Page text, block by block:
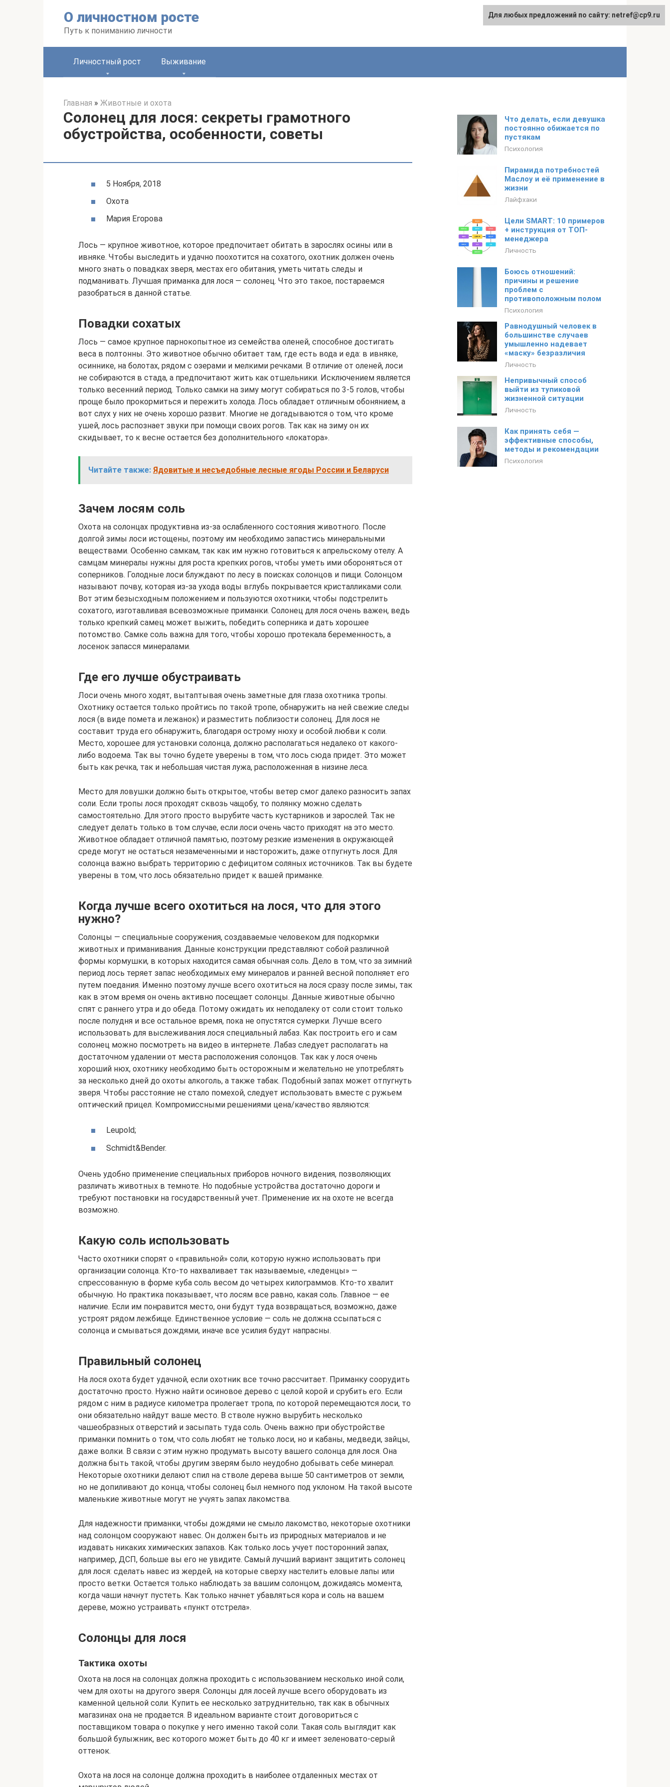
О личностном росте
Путь к пониманию личности
Личностный рост Выживание
Главная » Животные и охота
Солонец для лося: секреты грамотного
обустройства, особенности, советы
5 Ноября, 2018
Охота
Мария Егорова
Лось — крупное животное, которое предпочитает обитать в зарослях осины или в
ивняке. Чтобы выследить и удачно поохотится на сохатого, охотник должен очень
много знать о повадках зверя, местах его обитания, уметь читать следы и
подманивать. Лучшая приманка для лося — солонец. Что это такое, постараемся
разобраться в данной статье.
Повадки сохатых
Лось — самое крупное парнокопытное из семейства оленей, способное достигать
веса в полтонны. Это животное обычно обитает там, где есть вода и еда: в ивняке,
осиннике, на болотах, рядом с озерами и мелкими речками. В отличие от оленей, лоси
не собираются в стада, а предпочитают жить как отшельники. Исключением является
только весенний период. Только самки на зиму могут собираться по 3-5 голов, чтобы
проще было прокормиться и пережить холода. Лось обладает отличным обонянием, а
вот слух у них не очень хорошо развит. Многие не догадываются о том, что кроме
ушей, лось распознает звуки при помощи своих рогов. Так как на зиму он их
скидывает, то к весне остается без дополнительного «локатора».
Читайте также: Ядовитые и несъедобные лесные ягоды России и Беларуси
Зачем лосям соль
Охота на солонцах продуктивна из-за ослабленного состояния животного. После
долгой зимы лоси истощены, поэтому им необходимо запастись минеральными
веществами. Особенно самкам, так как им нужно готовиться к апрельскому отелу. А
самцам минералы нужны для роста крепких рогов, чтобы уметь ими обороняться от
соперников. Голодные лоси блуждают по лесу в поисках солонцов и пищи. Солонцом
называют почву, которая из-за ухода воды вглубь покрывается кристалликами соли.
Вот этим безысходным положением и пользуются охотники, чтобы подстрелить
сохатого, изготавливая всевозможные приманки. Солонец для лося очень важен, ведь
только крепкий самец может выжить, победить соперника и дать хорошее
потомство. Самке соль важна для того, чтобы хорошо протекала беременность, а
лосенок запасся минералами.
Где его лучше обустраивать
Лоси очень много ходят, вытаптывая очень заметные для глаза охотника тропы.
Охотнику остается только пройтись по такой тропе, обнаружить на ней свежие следы
лося (в виде помета и лежанок) и разместить поблизости солонец. Для лося не
составит труда его обнаружить, благодаря острому нюху и особой любви к соли.
Место, хорошее для установки солонца, должно располагаться недалеко от какого-
либо водоема. Так вы точно будете уверены в том, что лось сюда придет. Это может
быть как речка, так и небольшая чистая лужа, расположенная в низине леса.
Место для ловушки должно быть открытое, чтобы ветер смог далеко разносить запах
соли. Если тропы лося проходят сквозь чащобу, то полянку можно сделать
самостоятельно. Для этого просто вырубите часть кустарников и зарослей. Так не
следует делать только в том случае, если лоси очень часто приходят на это место.
Животное обладает отличной памятью, поэтому резкие изменения в окружающей
среде могут не остаться незамеченными и насторожить, даже отпугнуть лося. Для
солонца важно выбрать территорию с дефицитом соляных источников. Так вы будете
уверены в том, что лось обязательно придет к вашей приманке.
Когда лучше всего охотиться на лося, что для этого
нужно?
Солонцы — специальные сооружения, создаваемые человеком для подкормки
животных и приманивания. Данные конструкции представляют собой различной
формы кормушки, в которых находится самая обычная соль. Дело в том, что за зимний
период лось теряет запас необходимых ему минералов и ранней весной пополняет его
путем поедания. Именно поэтому лучше всего охотиться на лося сразу после зимы, так
как в этом время он очень активно посещает солонцы. Данные животные обычно
спят с раннего утра и до обеда. Потому ожидать их неподалеку от соли стоит только
после полудня и все остальное время, пока не опустятся сумерки. Лучше всего
использовать для выслеживания лося специальный лабаз. Как построить его и сам
солонец можно посмотреть на видео в интернете. Лабаз следует располагать на
достаточном удалении от места расположения солонцов. Так как у лося очень
хороший нюх, охотнику необходимо быть осторожным и желательно не употреблять
за несколько дней до охоты алкоголь, а также табак. Подобный запах может отпугнуть
зверя. Чтобы расстояние не стало помехой, следует использовать вместе с ружьем
оптический прицел. Компромиссными решениями цена/качество являются:
Leupold;
Schmidt&Bender.
Очень удобно применение специальных приборов ночного видения, позволяющих
различать животных в темноте. Но подобные устройства достаточно дороги и
требуют постановки на государственный учет. Применение их на охоте не всегда
возможно.
Какую соль использовать
Часто охотники спорят о «правильной» соли, которую нужно использовать при
организации солонца. Кто-то нахваливает так называемые, «леденцы» —
спрессованную в форме куба соль весом до четырех килограммов. Кто-то хвалит
обычную. Но практика показывает, что лосям все равно, какая соль. Главное — ее
наличие. Если им понравится место, они будут туда возвращаться, возможно, даже
устроят рядом лежбище. Единственное условие — соль не должна ссыпаться с
солонца и смываться дождями, иначе все усилия будут напрасны.
Правильный солонец
На лося охота будет удачной, если охотник все точно рассчитает. Приманку соорудить
достаточно просто. Нужно найти осиновое дерево с целой корой и срубить его. Если
рядом с ним в радиусе километра пролегает тропа, по которой перемещаются лоси, то
они обязательно найдут ваше место. В стволе нужно вырубить несколько
чашеобразных отверстий и засыпать туда соль. Очень важно при обустройстве
приманки помнить о том, что соль любят не только лоси, но и кабаны, медведи, зайцы,
даже волки. В связи с этим нужно продумать высоту вашего солонца для лося. Она
должна быть такой, чтобы другим зверям было неудобно добывать себе минерал.
Некоторые охотники делают спил на стволе дерева выше 50 сантиметров от земли,
но не допиливают до конца, чтобы солонец был немного под уклоном. На такой высоте
маленькие животные могут не учуять запах лакомства.
Для надежности приманки, чтобы дождями не смыло лакомство, некоторые охотники
над солонцом сооружают навес. Он должен быть из природных материалов и не
издавать никаких химических запахов. Как только лось учует посторонний запах,
например, ДСП, больше вы его не увидите. Самый лучший вариант защитить солонец
для лося: сделать навес из жердей, на которые сверху настелить еловые лапы или
просто ветки. Остается только наблюдать за вашим солонцом, дожидаясь момента,
когда чаши начнут пустеть. Как только начнет убавляться кора и соль на вашем
дереве, можно устраивать «пункт отстрела».
Солонцы для лося
Тактика охоты
Охота на лося на солонцах должна проходить с использованием несколько иной соли,
чем для охоты на другого зверя. Солонцы для лосей лучше всего оборудовать из
каменной цельной соли. Купить ее несколько затруднительно, так как в обычных
магазинах она не продается. В идеальном варианте стоит договориться с
поставщиком товара о покупке у него именно такой соли. Такая соль выглядит как
большой булыжник, вес которого может быть до 40 кг и имеет зеленовато-серый
оттенок.
Охота на лося на солонце должна проходить в наиболее отдаленных местах от
Что делать, если девушка
постоянно обижается по
пустякам
Психология
Пирамида потребностей
Маслоу и её применение в
жизни
Лайфхаки
Цели SMART: 10 примеров
+ инструкция от ТОП-
менеджера
Личность
Боюсь отношений:
причины и решение
проблем с
противоположным полом
Психология
Равнодушный человек в
большинстве случаев
умышленно надевает
«маску» безразличия
Личность
Непривычный способ
выйти из тупиковой
жизненной ситуации
Личность
Как принять себя —
эффективные способы,
методы и рекомендации
Психология
Для любых предложений по сайту: netref@cp9.ru